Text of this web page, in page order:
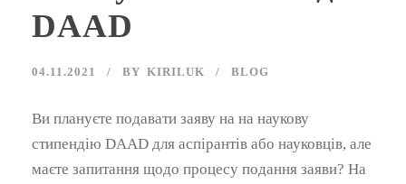
DAAD
04.11.2021 BY KIRILUK BLOG
Ви плануєте подавати заяву на на наукову
стипендію DAAD для аспірантів або науковців, але
маєте запитання щодо процесу подання заяви? На